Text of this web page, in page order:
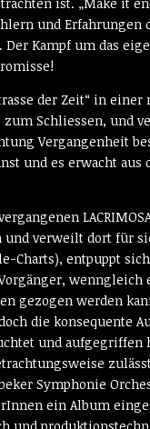
und Erfahrungen
Kampf um das
der Zeit“ in
Schliessen, und
Vergangenheit
und es erwacht
verweilt dort für
Charts), entpuppt
gezogen werden
die konsequente
und
Symphonie
ein Album
und